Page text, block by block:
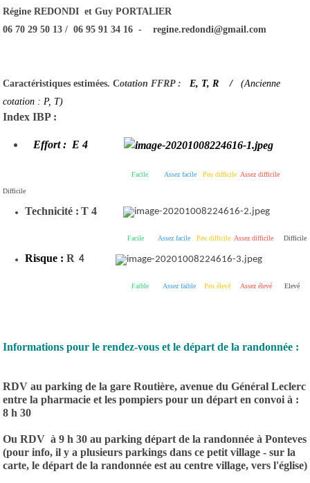
Régine REDONDI et Guy PORTALIER
06 70 29 50 13 / 06 95 91 34 16 - regine.redondi@gmail.com
Caractéristiques estimées. Cotation FFRP : E, T, R /
(Ancienne
cotation : P, T)
Index IBP :
Effort : E 4
Facile Assez facile Peu difficile Assez difficile
Difficile
Technicité : T 4
Facile Assez facile Peu difficile Assez difficile Difficile
Risque : R 4
Faible Assez faible Peu élevé Assez élevé Elevé
Informations pour le rendez-vous et le départ de la randonnée :
RDV au parking de la gare Routière, avenue du Général Leclerc
entre la pharmacie et les pompiers pour un départ en convoi à :
8 h 30
Ou RDV à 9 h 30 au parking départ de la randonnée à Ponteves
(pour info, il y a plusieurs parkings dans ce petit village - sur la
carte, le départ de la randonnée est au centre village, vers l'église)